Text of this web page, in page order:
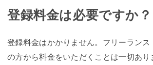
登録料金は必要ですか？
登録料金はかかりません。フリーランス
の方から料金をいただくことは一切あ